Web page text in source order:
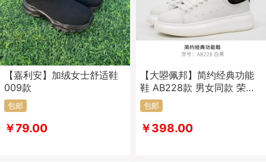
【嘉利安】加绒女士舒适鞋
009款
包邮
￥79.00
【大曌佩邦】简约经典功能
鞋 AB228款 男女同款 荣获
新型功能健康鞋专利
包邮
￥398.00